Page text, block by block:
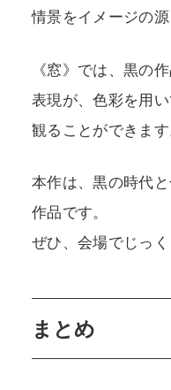
情景をイメージの
《窓》では、黒の
表現が、色彩を用
観ることができます
本作は、黒の時代
作品です。
ぜひ、会場でじっく
まとめ